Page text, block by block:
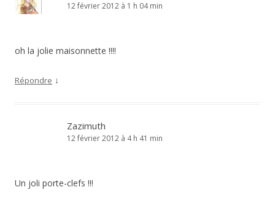
12 février 2012 à 1 h 04 min
oh la jolie maisonnette !!!!
Répondre ↓
Zazimuth
12 février 2012 à 4 h 41 min
Un joli porte-clefs !!!